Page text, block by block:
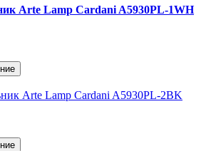
Arte Lamp Cardani A5930PL-1WH